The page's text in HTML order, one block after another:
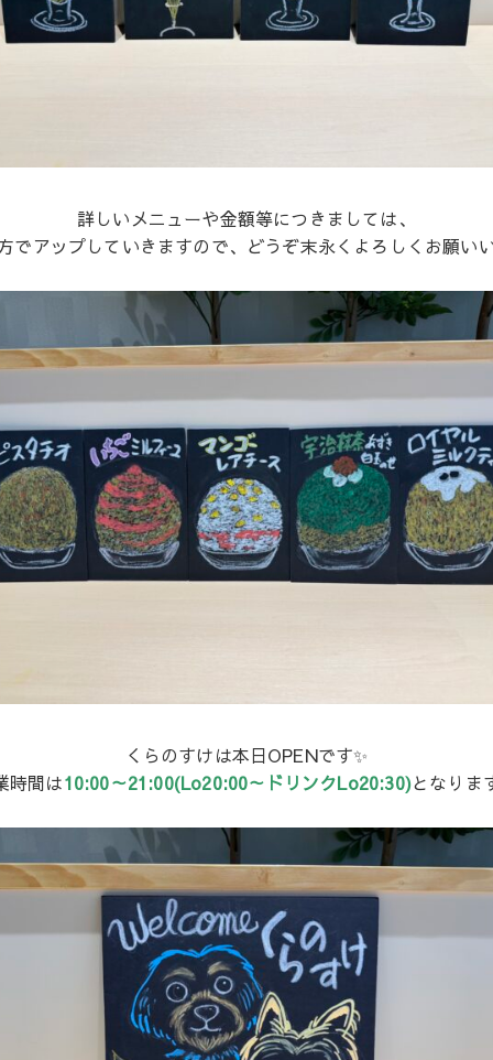
詳しいメニューや金額等につきましては、
でアップしていきますので、どうぞ末永くよろしくお願い
くらのすけは本日OPENです✨
時間は10:00～21:00(Lo20:00～ドリンクLo20:30)となり